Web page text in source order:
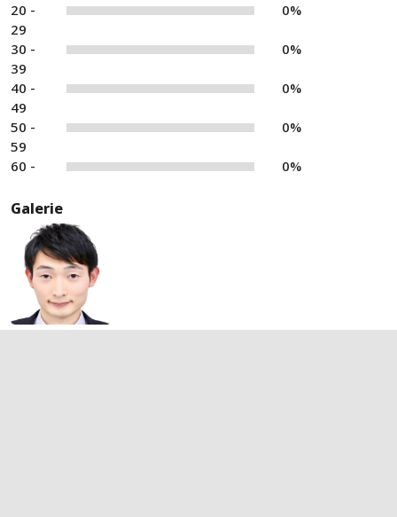
20 -
29
0%
30 -
39
0%
40 -
49
0%
50 -
59
0%
60 - 0%
Galerie